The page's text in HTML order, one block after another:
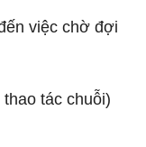
việc chờ đợi
tác chuỗi)